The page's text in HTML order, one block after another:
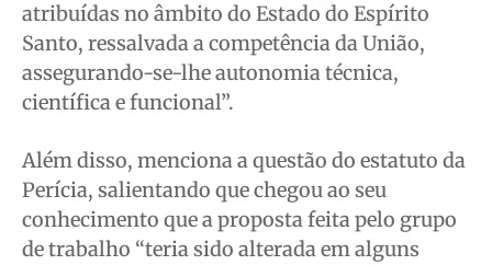
atribuídas no âmbito do Estado do Espírito
Santo, ressalvada a competência da União,
assegurando-se-lhe autonomia técnica,
científica e funcional”.
Além disso, menciona a questão do estatuto da
Perícia, salientando que chegou ao seu
conhecimento que a proposta feita pelo grupo
de trabalho “teria sido alterada em alguns